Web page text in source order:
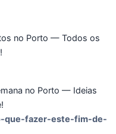
no Porto — Todos os
no Porto — Ideias
que-fazer-este-fim-de-